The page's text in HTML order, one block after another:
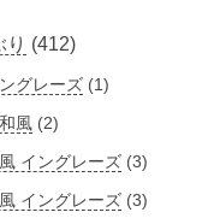
4124
1
の
商
グレーズ 11
商
品
風 22
個
商
イングレーズ 33
個
イングレーズ 33